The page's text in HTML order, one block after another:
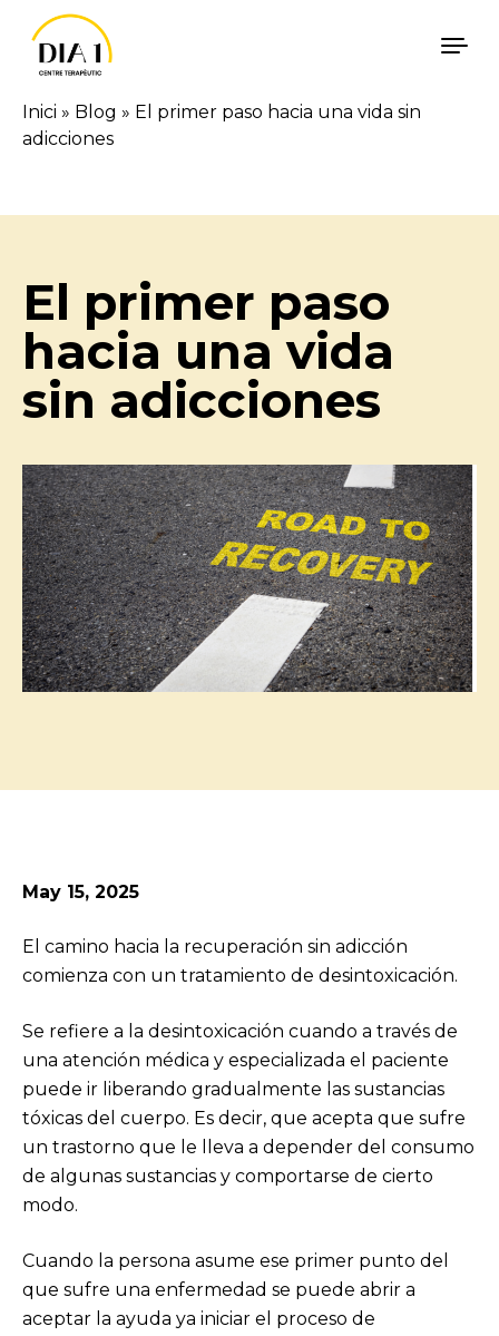
Skip to content
Inici » Blog » El primer paso hacia una vida sin
adicciones
El primer paso
hacia una vida
sin adicciones
May 15, 2025
El camino hacia la recuperación sin adicción
comienza con un tratamiento de desintoxicación.
Se refiere a la desintoxicación cuando a través de
una atención médica y especializada el paciente
puede ir liberando gradualmente las sustancias
tóxicas del cuerpo. Es decir, que acepta que sufre
un trastorno que le lleva a depender del consumo
de algunas sustancias y comportarse de cierto
modo.
Cuando la persona asume ese primer punto del
que sufre una enfermedad se puede abrir a
aceptar la ayuda ya iniciar el proceso de